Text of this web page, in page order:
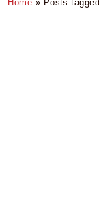
Home » Posts